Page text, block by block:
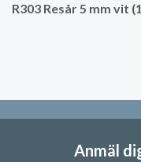
R303 Resår 5 mm vit
Anmäl